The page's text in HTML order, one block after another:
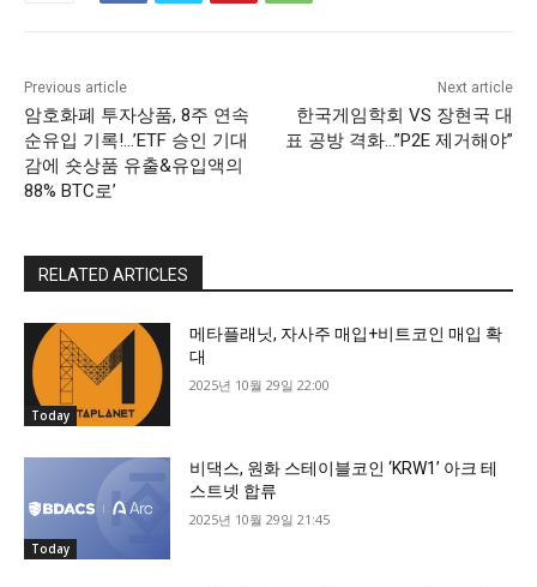
Previous article
암호화폐 투자상품, 8주 연속
순유입 기록!…’ETF 승인 기대
감에 숏상품 유출&유입액의
88% BTC로’
Next article
한국게임학회 VS 장현국 대
표 공방 격화…”P2E 제거해야”
RELATED ARTICLES
Today
메타플래닛, 자사주 매입+비트코인 매입 확
대
2025년 10월 29일 22:00
Today
비댁스, 원화 스테이블코인 ‘KRW1’ 아크 테
스트넷 합류
2025년 10월 29일 21:45